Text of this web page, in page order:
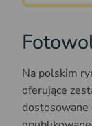
Na polskim
oferujące
dostosowane